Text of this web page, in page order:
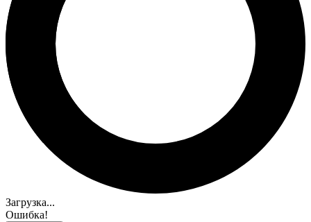
Загрузка...
Ошибка!